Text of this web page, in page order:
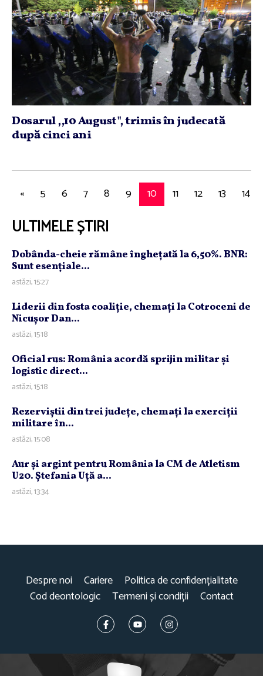
Dosarul ,,10 August", trimis în judecată
după cinci ani
« 5 6 7 8 9 10 11 12 13 14
ULTIMELE ȘTIRI
Dobânda-cheie rămâne îngheţată la 6,50%. BNR:
Sunt esenţiale...
astăzi, 15:27
Liderii din fosta coaliţie, chemaţi la Cotroceni de
Nicuşor Dan...
astăzi, 15:18
Oficial rus: România acordă sprijin militar şi
logistic direct...
astăzi, 15:18
Rezerviştii din trei judeţe, chemaţi la exerciţii
militare în...
astăzi, 15:08
Aur şi argint pentru România la CM de Atletism
U20. Ştefania Uţă a...
astăzi, 13:34
Despre noi Cariere
Politica de confidențialitate
Cod deontologic
Termeni și condiții Contact